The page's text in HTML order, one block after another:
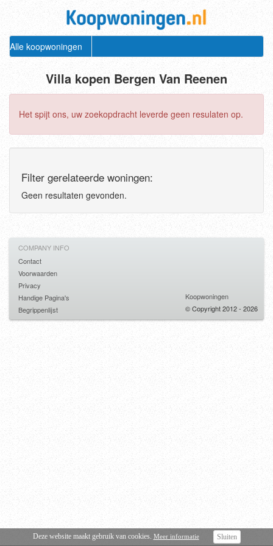
Alle koopwoningen
Villa kopen Bergen Van Reenen
Het spijt ons, uw zoekopdracht leverde geen resulaten op.
Filter gerelateerde woningen:
Geen resultaten gevonden.
Deze website maakt gebruik van cookies. Meer informatie Sluiten
COMPANY INFO
Contact
Voorwaarden
Privacy
Handige Pagina's
Begrippenlijst
Koopwoningen
© Copyright 2012 - 2026